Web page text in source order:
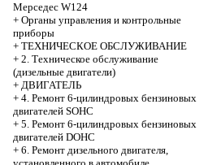
Мерседес W124
+ Органы управления и контрольные
приборы
+ ТЕХНИЧЕСКОЕ ОБСЛУЖИВАНИЕ
+ 2. Техническое обслуживание
(дизельные двигатели)
+ ДВИГАТЕЛЬ
+ 4. Ремонт 6-цилиндровых бензиновых
двигателей SOHC
+ 5. Ремонт 6-цилиндровых бензиновых
двигателей DOHC
+ 6. Ремонт дизельного двигателя,